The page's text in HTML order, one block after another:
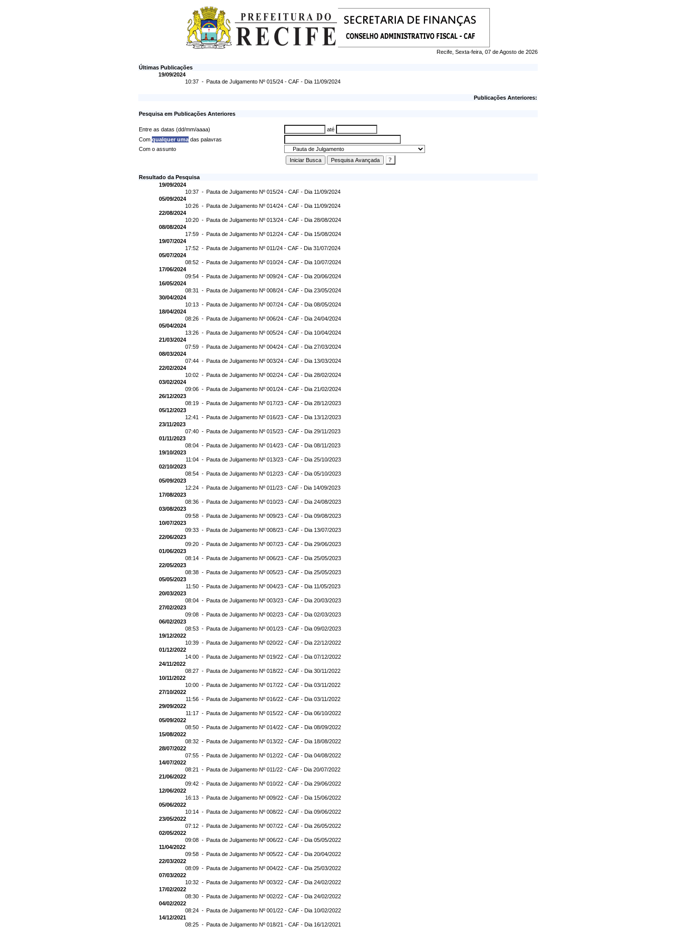
Recife, Sexta-feira, 07 de Agosto de 2026
Últimas Publicações
19/09/2024
10:37 - Pauta de Julgamento Nº 015/24 - CAF - Dia 11/09/2024
Publicações Anteriores:
Pesquisa em Publicações Anteriores
Entre as datas (dd/mm/aaaa)
até
Com qualquer uma das palavras
Com o assunto
Resultado da Pesquisa
19/09/2024
10:37 - Pauta de Julgamento Nº 015/24 - CAF - Dia 11/09/2024
05/09/2024
10:26 - Pauta de Julgamento Nº 014/24 - CAF - Dia 11/09/2024
22/08/2024
10:20 - Pauta de Julgamento Nº 013/24 - CAF - Dia 28/08/2024
08/08/2024
17:59 - Pauta de Julgamento Nº 012/24 - CAF - Dia 15/08/2024
19/07/2024
17:52 - Pauta de Julgamento Nº 011/24 - CAF - Dia 31/07/2024
05/07/2024
08:52 - Pauta de Julgamento Nº 010/24 - CAF - Dia 10/07/2024
17/06/2024
09:54 - Pauta de Julgamento Nº 009/24 - CAF - Dia 20/06/2024
16/05/2024
08:31 - Pauta de Julgamento Nº 008/24 - CAF - Dia 23/05/2024
30/04/2024
10:13 - Pauta de Julgamento Nº 007/24 - CAF - Dia 08/05/2024
18/04/2024
08:26 - Pauta de Julgamento Nº 006/24 - CAF - Dia 24/04/2024
05/04/2024
13:26 - Pauta de Julgamento Nº 005/24 - CAF - Dia 10/04/2024
21/03/2024
07:59 - Pauta de Julgamento Nº 004/24 - CAF - Dia 27/03/2024
08/03/2024
07:44 - Pauta de Julgamento Nº 003/24 - CAF - Dia 13/03/2024
22/02/2024
10:02 - Pauta de Julgamento Nº 002/24 - CAF - Dia 28/02/2024
03/02/2024
09:06 - Pauta de Julgamento Nº 001/24 - CAF - Dia 21/02/2024
26/12/2023
08:19 - Pauta de Julgamento Nº 017/23 - CAF - Dia 28/12/2023
05/12/2023
12:41 - Pauta de Julgamento Nº 016/23 - CAF - Dia 13/12/2023
23/11/2023
07:40 - Pauta de Julgamento Nº 015/23 - CAF - Dia 29/11/2023
01/11/2023
08:04 - Pauta de Julgamento Nº 014/23 - CAF - Dia 08/11/2023
19/10/2023
11:04 - Pauta de Julgamento Nº 013/23 - CAF - Dia 25/10/2023
02/10/2023
08:54 - Pauta de Julgamento Nº 012/23 - CAF - Dia 05/10/2023
05/09/2023
12:24 - Pauta de Julgamento Nº 011/23 - CAF - Dia 14/09/2023
17/08/2023
08:36 - Pauta de Julgamento Nº 010/23 - CAF - Dia 24/08/2023
03/08/2023
09:58 - Pauta de Julgamento Nº 009/23 - CAF - Dia 09/08/2023
10/07/2023
09:33 - Pauta de Julgamento Nº 008/23 - CAF - Dia 13/07/2023
22/06/2023
09:20 - Pauta de Julgamento Nº 007/23 - CAF - Dia 29/06/2023
01/06/2023
08:14 - Pauta de Julgamento Nº 006/23 - CAF - Dia 25/05/2023
22/05/2023
08:38 - Pauta de Julgamento Nº 005/23 - CAF - Dia 25/05/2023
05/05/2023
11:50 - Pauta de Julgamento Nº 004/23 - CAF - Dia 11/05/2023
20/03/2023
08:04 - Pauta de Julgamento Nº 003/23 - CAF - Dia 20/03/2023
27/02/2023
09:08 - Pauta de Julgamento Nº 002/23 - CAF - Dia 02/03/2023
06/02/2023
08:53 - Pauta de Julgamento Nº 001/23 - CAF - Dia 09/02/2023
19/12/2022
10:39 - Pauta de Julgamento Nº 020/22 - CAF - Dia 22/12/2022
01/12/2022
14:00 - Pauta de Julgamento Nº 019/22 - CAF - Dia 07/12/2022
24/11/2022
08:27 - Pauta de Julgamento Nº 018/22 - CAF - Dia 30/11/2022
10/11/2022
10:00 - Pauta de Julgamento Nº 017/22 - CAF - Dia 03/11/2022
27/10/2022
11:56 - Pauta de Julgamento Nº 016/22 - CAF - Dia 03/11/2022
29/09/2022
11:17 - Pauta de Julgamento Nº 015/22 - CAF - Dia 06/10/2022
05/09/2022
08:50 - Pauta de Julgamento Nº 014/22 - CAF - Dia 08/09/2022
15/08/2022
08:32 - Pauta de Julgamento Nº 013/22 - CAF - Dia 18/08/2022
28/07/2022
07:55 - Pauta de Julgamento Nº 012/22 - CAF - Dia 04/08/2022
14/07/2022
08:21 - Pauta de Julgamento Nº 011/22 - CAF - Dia 20/07/2022
21/06/2022
09:42 - Pauta de Julgamento Nº 010/22 - CAF - Dia 29/06/2022
12/06/2022
16:13 - Pauta de Julgamento Nº 009/22 - CAF - Dia 15/06/2022
05/06/2022
10:14 - Pauta de Julgamento Nº 008/22 - CAF - Dia 09/06/2022
23/05/2022
07:12 - Pauta de Julgamento Nº 007/22 - CAF - Dia 26/05/2022
02/05/2022
09:08 - Pauta de Julgamento Nº 006/22 - CAF - Dia 05/05/2022
11/04/2022
09:58 - Pauta de Julgamento Nº 005/22 - CAF - Dia 20/04/2022
22/03/2022
08:09 - Pauta de Julgamento Nº 004/22 - CAF - Dia 25/03/2022
07/03/2022
10:32 - Pauta de Julgamento Nº 003/22 - CAF - Dia 24/02/2022
17/02/2022
08:30 - Pauta de Julgamento Nº 002/22 - CAF - Dia 24/02/2022
04/02/2022
08:24 - Pauta de Julgamento Nº 001/22 - CAF - Dia 10/02/2022
14/12/2021
08:25 - Pauta de Julgamento Nº 018/21 - CAF - Dia 16/12/2021